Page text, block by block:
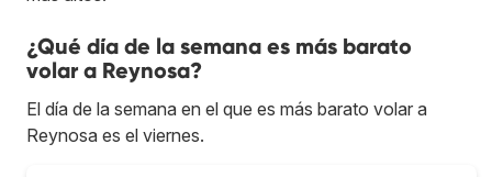
¿Qué día de la semana es más barato
volar a Reynosa?
El día de la semana en el que es más barato volar a
Reynosa es el viernes.